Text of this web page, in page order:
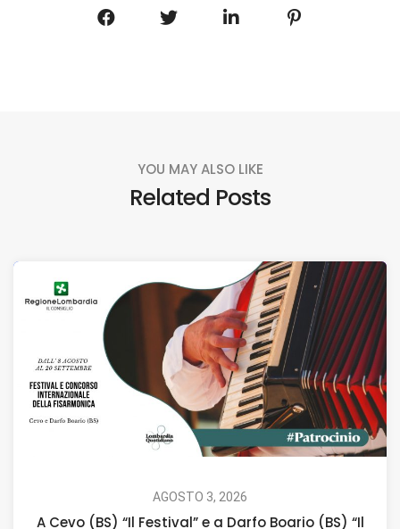
YOU MAY ALSO LIKE
Related Posts
AGOSTO 3, 2026
A Cevo (BS) “Il Festival” e a Darfo Boario (BS) “Il